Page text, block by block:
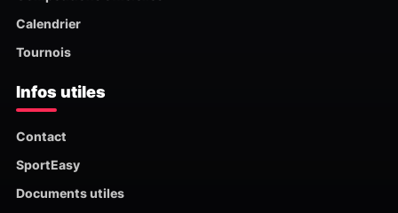
Calendrier
Tournois
Infos utiles
Contact
SportEasy
Documents utiles